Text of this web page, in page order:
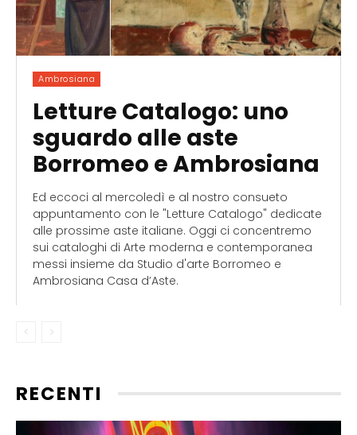
Ambrosiana
Letture Catalogo: uno
sguardo alle aste
Borromeo e Ambrosiana
Ed eccoci al mercoledì e al nostro consueto
appuntamento con le "Letture Catalogo" dedicate
alle prossime aste italiane. Oggi ci concentremo
sui cataloghi di Arte moderna e contemporanea
messi insieme da Studio d'arte Borromeo e
Ambrosiana Casa d’Aste.
RECENTI